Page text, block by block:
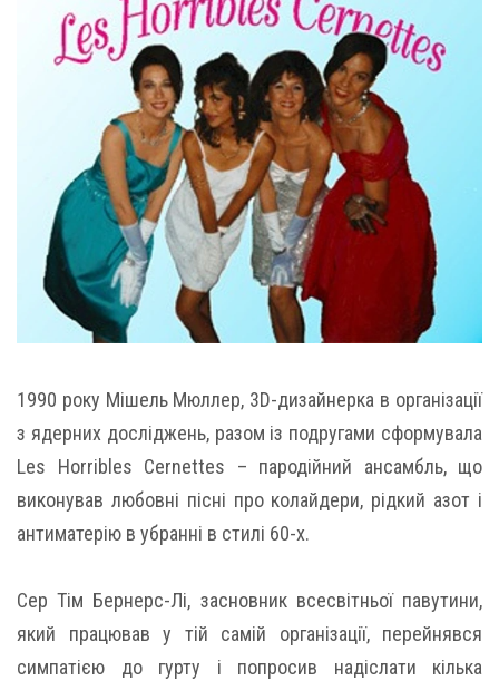
1990 року Мішель Мюллер, 3D-дизайнерка в організації
з ядерних досліджень, разом із подругами сформувала
Les Horribles Cernettes – пародійний ансамбль, що
виконував любовні пісні про колайдери, рідкий азот і
антиматерію в убранні в стилі 60-х.
Сер Тім Бернерс-Лі, засновник всесвітньої павутини,
який працював у тій самій організації, перейнявся
симпатією до гурту і попросив надіслати кілька